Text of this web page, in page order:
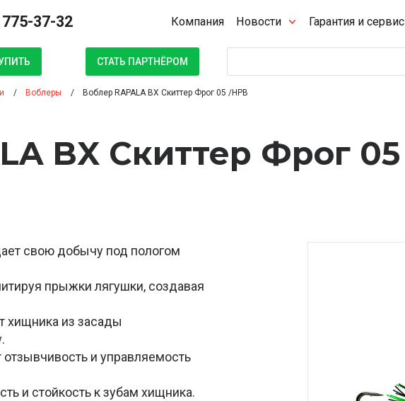
37-32 Компания Новости Гарантия и сервис
СТАТЬ ПАРТНЁРОМ
Воблеры Воблер RAPALA BX Скиттер Фрог 05 /HPB
BX Скиттер Фрог 05
свою добычу под пологом
прыжки лягушки, создавая
хищника из засады
и управляемость
и стойкость к зубам хищника.